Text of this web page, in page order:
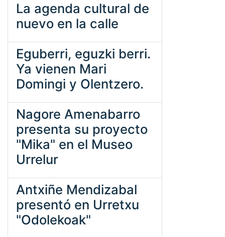
La agenda cultural de
nuevo en la calle
Eguberri, eguzki berri.
Ya vienen Mari
Domingi y Olentzero.
Nagore Amenabarro
presenta su proyecto
"Mika" en el Museo
Urrelur
Antxiñe Mendizabal
presentó en Urretxu
"Odolekoak"